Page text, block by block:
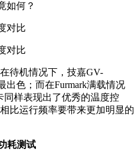
如何？
对比
对比
待机情况下，技嘉GV-
出色；而在Furmark满载情况
同样表现出了优秀的温度控
比运行频率要带来更加明显的
耗测试